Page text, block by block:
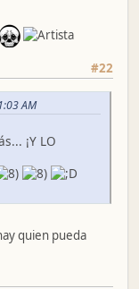
#22
AM
¡Y LO
quien pueda